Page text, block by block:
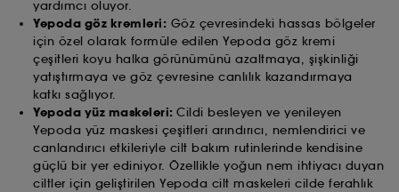
yardımcı oluyor.
Yepoda göz kremleri: Göz çevresindeki hassas bölgeler
için özel olarak formüle edilen Yepoda göz kremi
çeşitleri koyu halka görünümünü azaltmaya, şişkinliği
yatıştırmaya ve göz çevresine canlılık kazandırmaya
katkı sağlıyor.
Yepoda yüz maskeleri: Cildi besleyen ve yenileyen
Yepoda yüz maskesi çeşitleri arındırıcı, nemlendirici ve
canlandırıcı etkileriyle cilt bakım rutinlerinde kendisine
güçlü bir yer ediniyor. Özellikle yoğun nem ihtiyacı duyan
ciltler için geliştirilen Yepoda cilt maskeleri cilde ferahlık
reddet" seçeneklerinden faydalanabilirsiniz. Onayınızı
istediğiniz zaman geri çekebilirsiniz. Kullanılan
çerezler hakkında daha fazla bilgi almak istiyorsanız
buraya tıklayınız.